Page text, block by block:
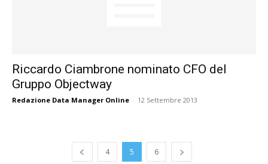
Riccardo Ciambrone nominato CFO del
Gruppo Objectway
Redazione Data Manager Online - 12 Settembre 2013
4 5 6